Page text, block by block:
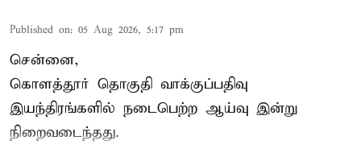
Published on: 05 Aug 2026, 5:17 pm
சென்னை,
கொளத்தூர் தொகுதி வாக்குப்பதிவு
இயந்திரங்களில் நடைபெற்ற ஆய்வு இன்று
நிறைவடைந்தது.